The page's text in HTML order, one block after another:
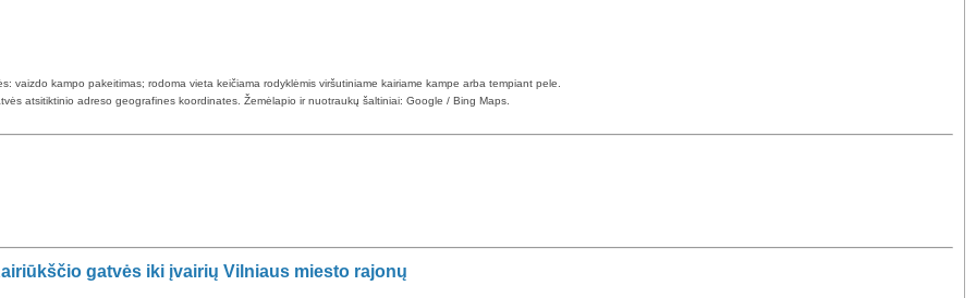
vaizdo kampo pakeitimas; rodoma vieta keičiama rodyklėmis viršutiniame kairiame kampe arba tempiant pele.
atsitiktinio adreso geografines koordinates. Žemėlapio ir nuotraukų šaltiniai: Google / Bing Maps.
gatvės iki įvairių Vilniaus miesto rajonų